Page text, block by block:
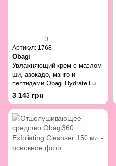
3
Артикул: 1768
Obagi
Увлажняющий крем с маслом
ши, авокадо, манго и
пептидами Obagi Hydrate Luxe
Moisture-Rich Cream 48 мл
3 143 грн